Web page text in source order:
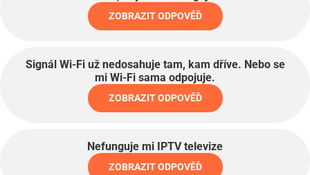
ZOBRAZIT ODPOVĚĎ
Signál Wi-Fi už nedosahuje tam, kam dříve. Nebo se
mi Wi-Fi sama odpojuje.
ZOBRAZIT ODPOVĚĎ
Nefunguje mi IPTV televize
ZOBRAZIT ODPOVĚĎ